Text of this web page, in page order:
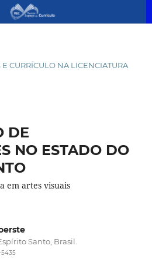
E CURRÍCULO NA LICENCIATURA
DE
NO ESTADO DO
em artes visuais
Santo, Brasil.